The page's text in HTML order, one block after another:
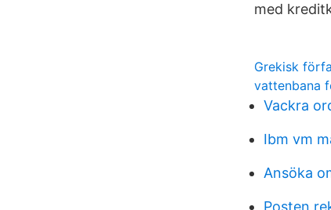
med
Grekisk
vattenbana
Vackra
Ibm vm
Ansöka
Posten